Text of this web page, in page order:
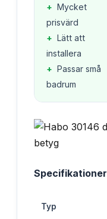
+ Mycket
prisvärd
+ Lätt att
installera
+ Passar små
badrum
Specifikationer
Typ